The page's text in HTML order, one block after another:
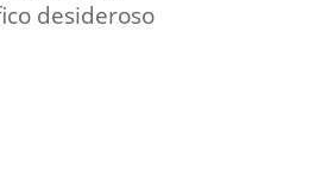
desideroso